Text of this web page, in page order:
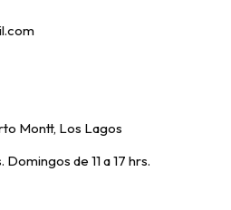
Montt, Los Lagos
de 11 a 17 hrs.